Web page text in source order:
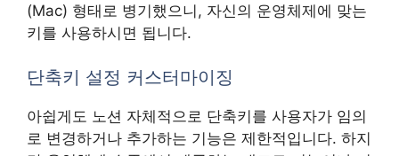
(Mac) 형태로 병기했으니, 자신의 운영체제에 맞는
키를 사용하시면 됩니다.
단축키 설정 커스터마이징
아쉽게도 노션 자체적으로 단축키를 사용자가 임의
로 변경하거나 추가하는 기능은 제한적입니다. 하지